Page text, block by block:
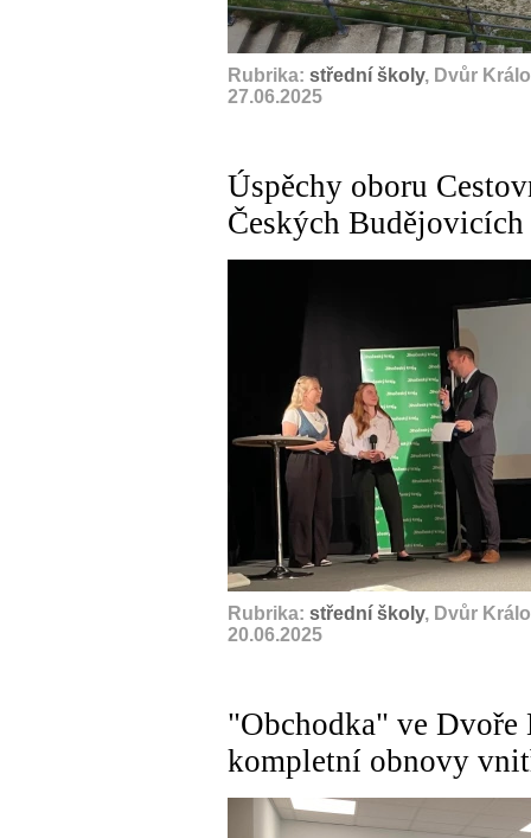
Rubrika: střední školy, Dvůr
27.06.2025
Úspěchy oboru
Českých Budějovicích
Rubrika: střední školy, Dvůr
20.06.2025
"Obchodka" ve Dvoře
kompletní obnovy